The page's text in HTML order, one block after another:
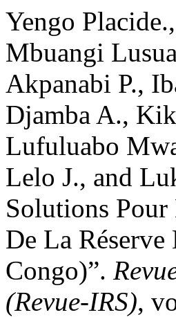
Yengo
Mbuangi
Akpanabi P.,
Djamba A.,
Lufuluabo
Lelo J., and
Solutions
De La
Congo)”.
(Revue-IRS),